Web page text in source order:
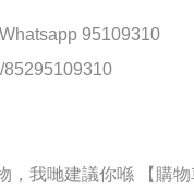
95109310
85295109310
，我哋建議你喺 【購物